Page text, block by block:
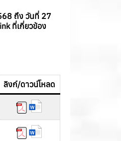
ถึง วันที่ 27
ที่เกี่ยวข้อง
ลิงก์/ดาวน์โหลด